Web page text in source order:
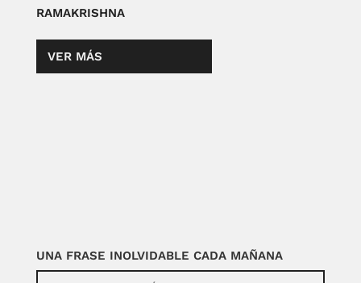
RAMAKRISHNA
VER MÁS
UNA FRASE INOLVIDABLE CADA MAÑANA